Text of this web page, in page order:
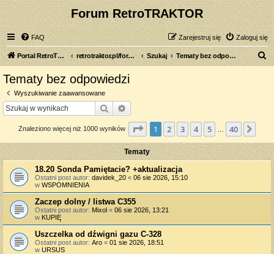
Forum RetroTRAKTOR
FAQ Zaloguj się
Zarejestruj się
Portal RetroTRAKTOR.pl retrotraktor.pl/forum Szukaj Tematy bez odpowiedzi
Tematy bez odpowiedzi
Wyszukiwanie zaawansowane
Szukaj
Znaleziono więcej niż 1000 wyników Strona z40
1 2 3 4 5 40
Tematy
18.20 Sonda Pamiętacie? +aktualizacja
Ostatni post autor: davidek_20 « 06 sie 2026, 15:10
w WSPOMNIENIA
Zaczep dolny / listwa C355
Ostatni post autor: Mixol « 06 sie 2026, 13:21
w KUPIĘ
Uszczelka od dźwigni gazu C-328
Ostatni post autor: Aro « 01 sie 2026, 18:51
w URSUS